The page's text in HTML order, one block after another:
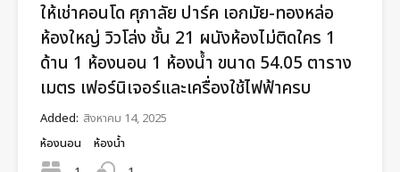
ให้เช่าคอนโด ศุภาลัย ปาร์ค เอกมัย-ทองหล่อ
ห้องใหญ่ วิวโล่ง ชั้น 21 ผนังห้องไม่ติดใคร 1
ด้าน 1 ห้องนอน 1 ห้องน้ำ ขนาด 54.05 ตาราง
เมตร เฟอร์นิเจอร์และเครื่องใช้ไฟฟ้าครบ
Added: สิงหาคม 14, 2025
ห้องนอน
ห้องน้ำ